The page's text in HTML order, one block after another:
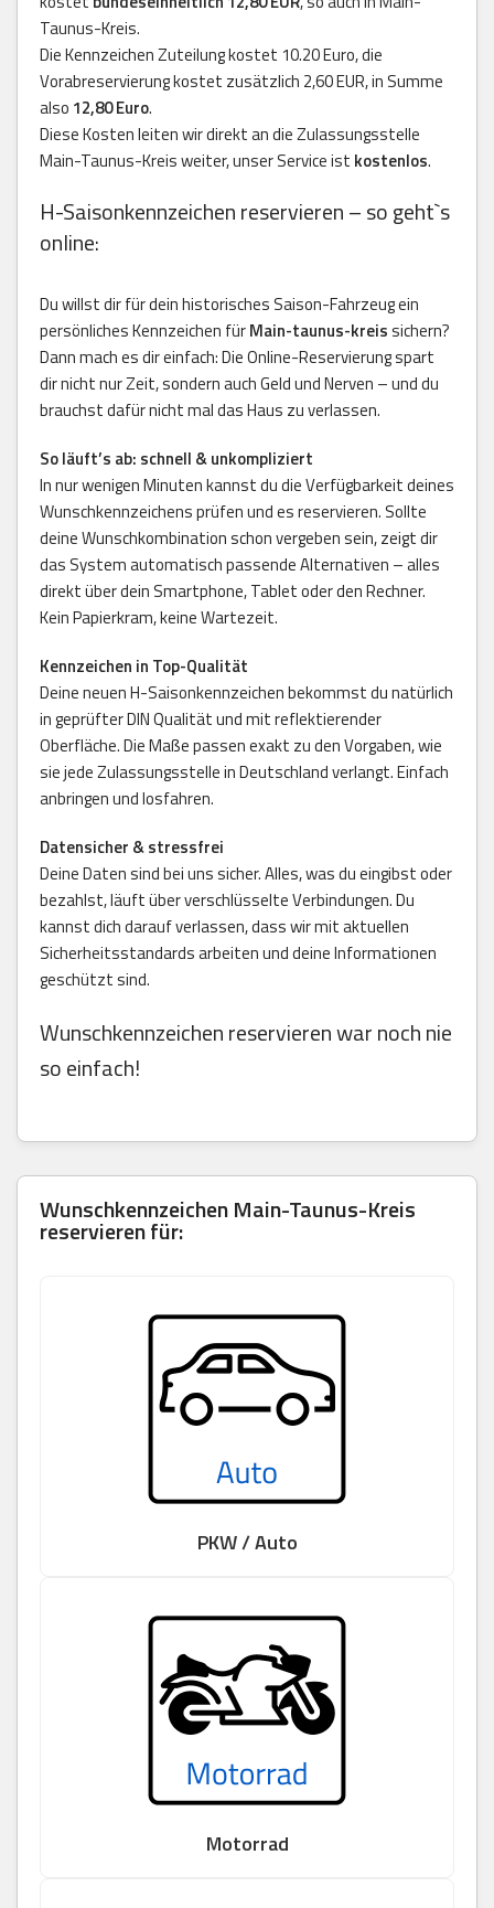
Taunus-Kreis.
Die Kennzeichen Zuteilung kostet 10.20 Euro, die
Vorabreservierung kostet zusätzlich 2,60 EUR, in Summe
also 12,80 Euro.
Diese Kosten leiten wir direkt an die Zulassungsstelle
Main-Taunus-Kreis weiter, unser Service ist kostenlos.
H-Saisonkennzeichen reservieren – so geht`s
online:
Du willst dir für dein historisches Saison-Fahrzeug ein
persönliches Kennzeichen fürMain-taunus-kreissichern?
Dann mach es dir einfach: Die Online-Reservierung spart
dir nicht nur Zeit, sondern auch Geld und Nerven – und du
brauchst dafür nicht mal das Haus zu verlassen.
So läuft’s ab: schnell & unkompliziert
In nur wenigen Minuten kannst du die Verfügbarkeit deines
Wunschkennzeichens prüfen und es reservieren. Sollte
deine Wunschkombination schon vergeben sein, zeigt dir
das System automatisch passende Alternativen – alles
direkt über dein Smartphone, Tablet oder den Rechner.
Kein Papierkram, keine Wartezeit.
Kennzeichen in Top-Qualität
Deine neuen H-Saisonkennzeichen bekommst du natürlich
in geprüfter DIN Qualität und mit reflektierender
Oberfläche. Die Maße passen exakt zu den Vorgaben, wie
sie jede Zulassungsstelle in Deutschland verlangt. Einfach
anbringen und losfahren.
Datensicher & stressfrei
Deine Daten sind bei uns sicher. Alles, was du eingibst oder
bezahlst, läuft über verschlüsselte Verbindungen. Du
kannst dich darauf verlassen, dass wir mit aktuellen
Sicherheitsstandards arbeiten und deine Informationen
geschützt sind.
Wunschkennzeichen reservieren war noch nie
so einfach!
Wunschkennzeichen Main-Taunus-Kreis
reservieren für:
PKW / Auto
Motorrad